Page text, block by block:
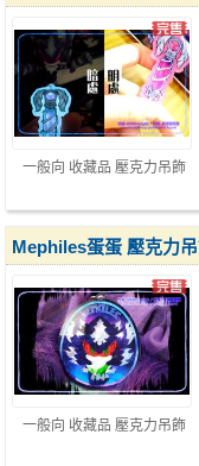
一般向 收藏品 壓克力吊飾
一般向 收藏品 壓克力吊飾
Mephiles蛋蛋 壓克力